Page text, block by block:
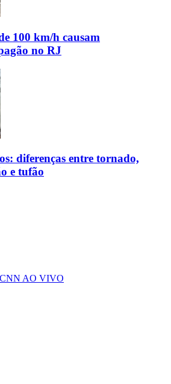
100 km/h causam
no RJ
diferenças entre tornado,
e tufão
CNN AO VIVO